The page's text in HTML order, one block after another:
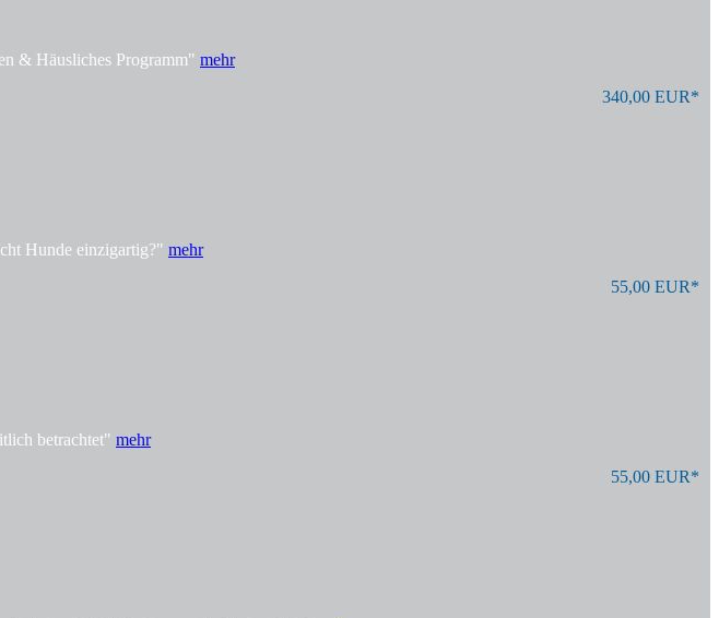
& Häusliches Programm" mehr
340,00 EUR*
Hunde einzigartig?" mehr
55,00 EUR*
betrachtet" mehr
55,00 EUR*